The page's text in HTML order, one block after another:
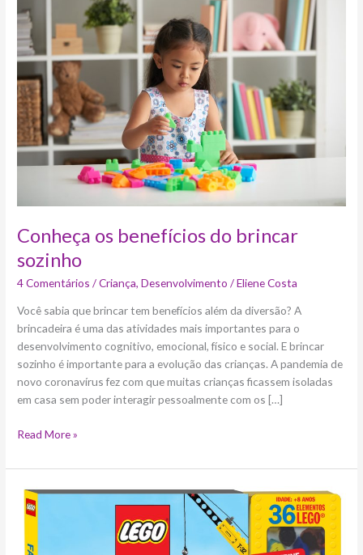
Conheça os benefícios do brincar
sozinho
4 Comentários /Criança,Desenvolvimento /Eliene Costa
Você sabia que brincar tem benefícios além da diversão? A
brincadeira é uma das atividades mais importantes para o
desenvolvimento cognitivo, emocional, físico e social. E brincar
sozinho é importante para a evolução das crianças. A pandemia de
novo coronavírus fez com que muitas crianças ficassem isoladas
em casa sem poder interagir pessoalmente com os […]
os
benefícios
do
brincar
sozinho
Read More »
LEGO
vira
de